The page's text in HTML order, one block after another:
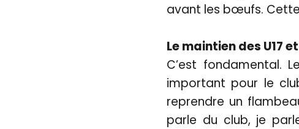
avant les bœufs.
Le maintien des U17
C’est fondamental.
important pour le
reprendre un
parle du club, je